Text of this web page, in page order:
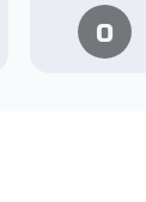
0